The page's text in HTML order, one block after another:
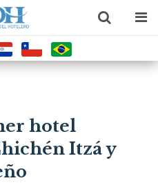
hotel
Itzá y